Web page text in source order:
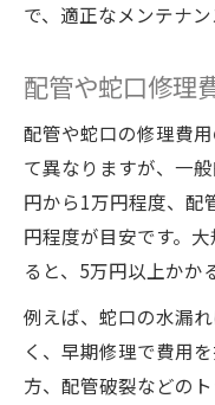
で、適正なメンテナン
配管や蛇口修理
配管や蛇口の修理費
て異なりますが、一
円から1万円程度、配
円程度が目安です。
ると、5万円以上かか
例えば、蛇口の水漏
く、早期修理で費用
方、配管破裂などの